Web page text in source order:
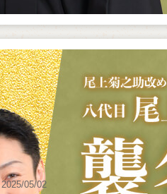
2025/05/02